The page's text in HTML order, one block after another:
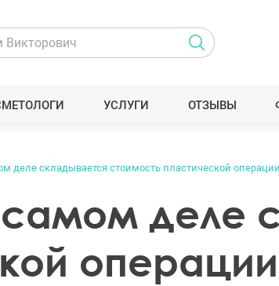
УСЛУГИ ОТЗЫВЫ
деле складывается стоимость пластической операции
самом деле
операции